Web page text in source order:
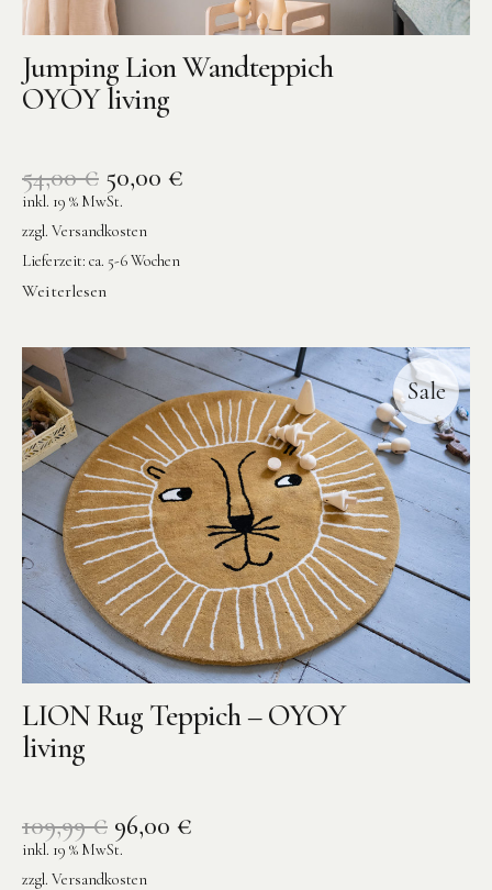
Jumping Lion Wandteppich
OYOY living
54,00€ 50,00 €
inkl. 19 % MwSt.
zzgl. Versandkosten
Lieferzeit: ca. 5-6 Wochen
Weiterlesen
Sale
LION Rug Teppich – OYOY
living
109,99€ 96,00 €
inkl. 19 % MwSt.
zzgl. Versandkosten